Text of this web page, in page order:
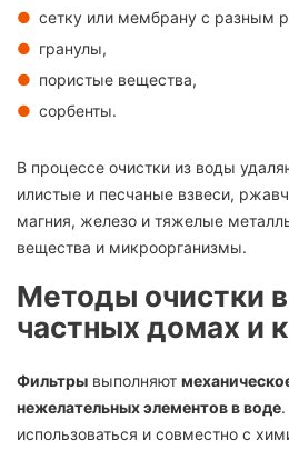
сетку или мембрану с разным
гранулы,
пористые вещества,
сорбенты.
В процессе очистки из воды
илистые и песчаные взвеси,
магния, железо и тяжелые
вещества и микроорганизмы.
Методы очистки
частных домах и
Фильтры выполняют
нежелательных элементов в воде
использоваться и совместно с